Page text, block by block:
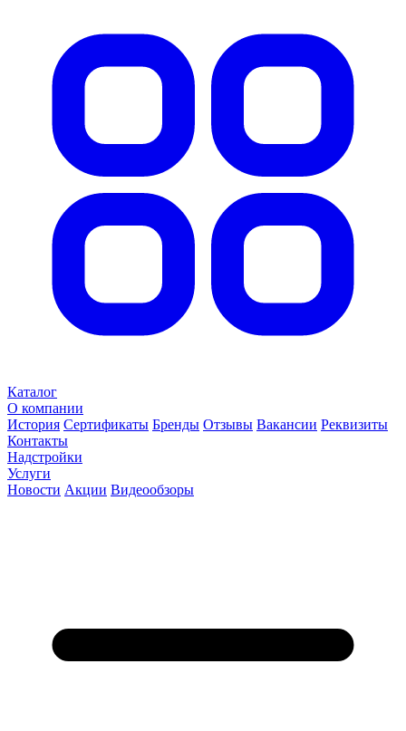
Каталог
О компании
История Сертификаты Бренды Отзывы Вакансии Реквизиты
Контакты
Надстройки
Услуги
Новости Акции Видеообзоры